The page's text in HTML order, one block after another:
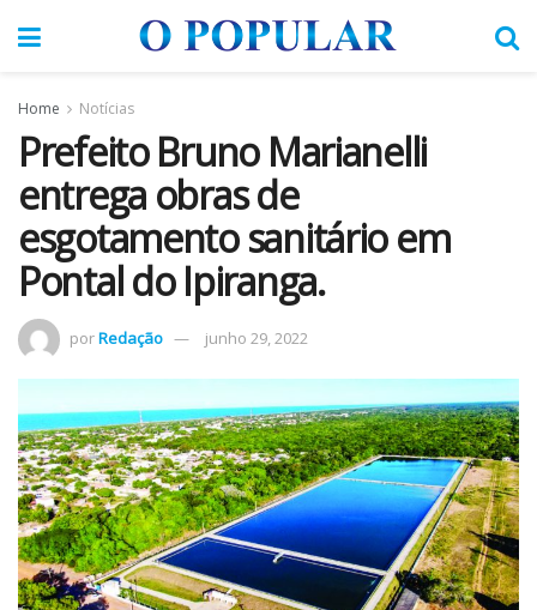
Home Notícias
Prefeito Bruno Marianelli
entrega obras de
esgotamento sanitário em
Pontal do Ipiranga.
porRedação junho 29, 2022